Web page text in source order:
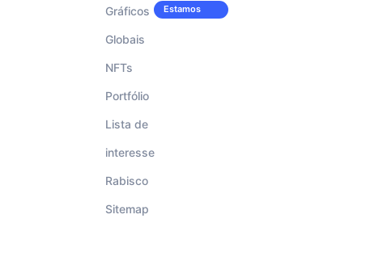
Gráficos
Globais
NFTs
Portfólio
Lista de
interesse
Rabisco
Sitemap
Carreiras
Estamos
contratando!